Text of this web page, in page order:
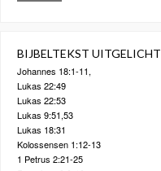
BIJBELTEKST UITGELICHT
Johannes 18:1-11,
Lukas 22:49
Lukas 22:53
Lukas 9:51,53
Lukas 18:31
Kolossensen 1:12-13
1 Petrus 2:21-25